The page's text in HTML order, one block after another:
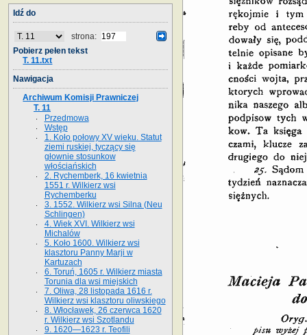
Idź do
strona:
Pobierz pełen tekst
T. 11.txt
Nawigacja
Archiwum Komisji Prawniczej
T. 11
Przedmowa
Wstęp
1. Koło połowy XV wieku. Statut
ziemi ruskiej, tyczący się
głownie stosunkow
włościańskich
2. Rychemberk, 16 kwietnia
1551 r. Wilkierz wsi
Rychemberku
3. 1552. Wilkierz wsi Silna (Neu
Schlingen)
4. Wiek XVI. Wilkierz wsi
Michalów
5. Koło 1600. Wilkierz wsi
klasztoru Panny Marji w
Kartuzach
6. Toruń, 1605 r. Wilkierz miasta
Torunia dla wsi miejskich
7. Oliwa, 28 listopada 1616 r.
Wilkierz wsi klasztoru oliwskiego
8. Włocławek, 26 czerwca 1620
r. Wilkierz wsi Szotlandu
9. 1620—1623 r. Teofili